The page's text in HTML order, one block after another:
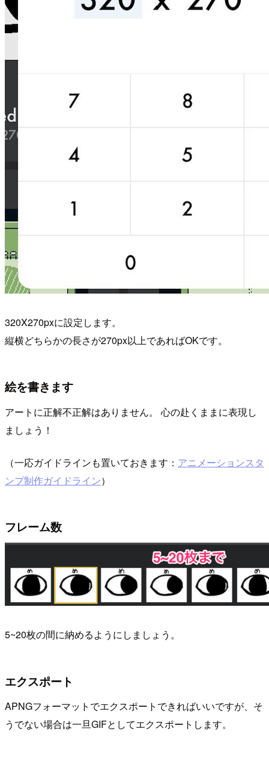
320X270pxに設定します。
縦横どちらかの長さが270px以上であればOKです。
絵を書きます
アートに正解不正解はありません。 心の赴くままに表現し
ましょう！
（一応ガイドラインも置いておきます： アニメーションスタ
ンプ制作ガイドライン）
フレーム数
5~20枚の間に納めるようにしましょう。
エクスポート
APNGフォーマットでエクスポートできればいいですが、そ
うでない場合は一旦GIFとしてエクスポートします。